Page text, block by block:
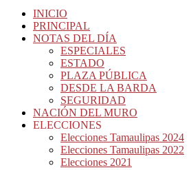
INICIO
PRINCIPAL
NOTAS DEL DÍA
ESPECIALES
ESTADO
PLAZA PÚBLICA
DESDE LA BARDA
SEGURIDAD
NACIÓN DEL MURO
ELECCIONES
Elecciones Tamaulipas 2024
Elecciones Tamaulipas 2022
Elecciones 2021